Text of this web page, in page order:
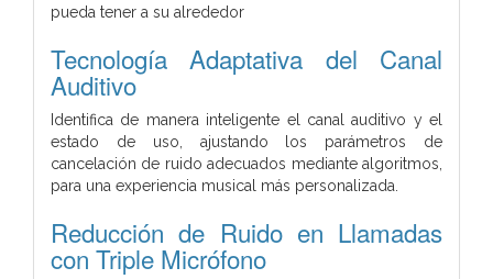
pueda tener a su alrededor
Tecnología Adaptativa del Canal
Auditivo
Identifica de manera inteligente el canal auditivo y el
estado de uso, ajustando los parámetros de
cancelación de ruido adecuados mediante algoritmos,
para una experiencia musical más personalizada.
Reducción de Ruido en Llamadas
con Triple Micrófono